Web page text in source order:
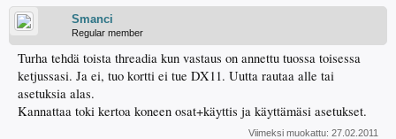
Smanci
Regular member
Turha tehdä toista threadia kun vastaus on annettu tuossa toisessa
ketjussasi. Ja ei, tuo kortti ei tue DX11. Uutta rautaa alle tai
asetuksia alas.
Kannattaa toki kertoa koneen osat+käyttis ja käyttämäsi asetukset.
Viimeksi muokattu: 27.02.2011